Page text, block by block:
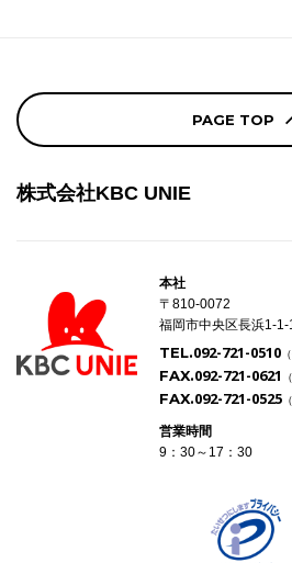
株式会社KBC UNIE
PAGE TOP
本社
〒810-0072
福岡市中央区長浜1-
TEL.092-721-0510
FAX.092-721-0621
FAX.092-721-0525
営業時間
9：30～17：30